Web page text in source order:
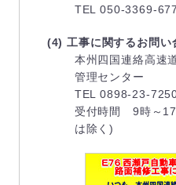
TEL 050-3369-
(4) 工事に関するお問い
本州四国連絡高速
管理センター
TEL 0898-23-
受付時間 9時～17
は除く)